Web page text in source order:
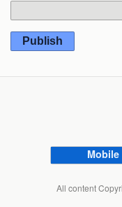
Publish
Mobile
All content